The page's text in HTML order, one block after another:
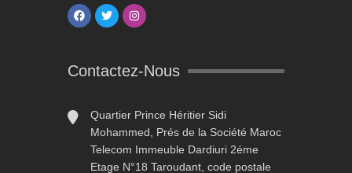
Contactez-Nous
Quartier Prince Héritier Sidi
Mohammed, Prés de la Société Maroc
Telecom Immeuble Dardiuri 2éme
Etage N°18 Taroudant, code postale